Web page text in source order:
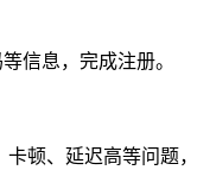
信息，完成注册。​
顿、延迟高等问题